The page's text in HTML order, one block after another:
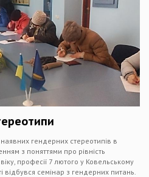
гендерних стереотипів в
з поняттями про рівність
професії 7 лютого у Ковельському
відбувся семінар з гендерних питань.